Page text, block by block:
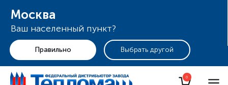
Москва
Ваш населенный пункт?
+7 (495) 255-19-29
0